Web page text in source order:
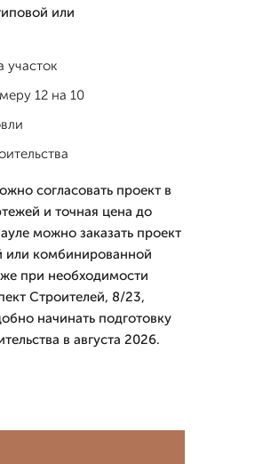
или
участок
12 на 10
согласовать проект в
и точная цена до
можно заказать проект
или комбинированной
при необходимости
Строителей, 8/23,
начинать подготовку
в августа 2026.